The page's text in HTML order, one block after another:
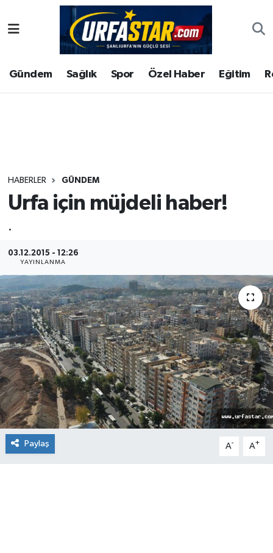
Gündem Sağlık Spor Özel Haber Eğitim
HABERLER GÜNDEM
Urfa için müjdeli haber!
.
03.12.2015 - 12:26
YAYINLANMA
Paylaş A- A+
ASAYİS
ÇEVRE
Gündem
Magazin
Şanlıurfa Nöbetçi Eczaneler
Şanlıurfa Hava Durumu
Tüm Manşetler
Haber Arşivi